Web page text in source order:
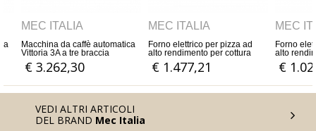
MEC ITALIA
Forno elettrico per pizza ad
alto rendimento per cottura
veloce
€ 1.477,21
MEC ITALIA
Forno elettrico per pizza ad
alto rendimento con una
camera di cottura
€ 1.029,82
MEC
Macchina
Vittoria 1A
€
VEDI ALTRI ARTICOLI
DEL BRAND Mec Italia